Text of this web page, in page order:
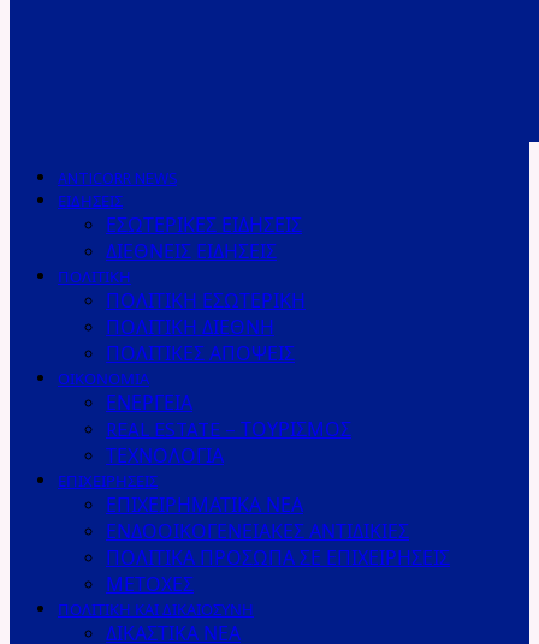
ANTICORR NEWS
ΕΙΔΗΣΕΙΣ
ΕΣΩΤΕΡΙΚΕΣ ΕΙΔΗΣΕΙΣ
ΔΙΕΘΝΕΙΣ ΕΙΔΗΣΕΙΣ
ΠΟΛΙΤΙΚΗ
ΠΟΛΙΤΙΚΗ ΕΣΩΤΕΡΙΚΗ
ΠΟΛΙΤΙΚΗ ΔΙΕΘΝΗ
ΠΟΛΙΤΙΚΕΣ ΑΠΟΨΕΙΣ
ΟΙΚΟΝΟΜΙΑ
ΕΝΕΡΓΕΙΑ
REAL ESTATE – ΤΟΥΡΙΣΜΟΣ
ΤΕΧΝΟΛΟΓΙΑ
ΕΠΙΧΕΙΡΗΣΕΙΣ
ΕΠΙΧΕΙΡΗΜΑΤΙΚΑ ΝΕΑ
ΕΝΔΟΟΙΚΟΓΕΝΕΙΑΚΕΣ ΑΝΤΙΔΙΚΙΕΣ
ΠΟΛΙΤΙΚΑ ΠΡΟΣΩΠΑ ΣΕ ΕΠΙΧΕΙΡΗΣΕΙΣ
ΜΕΤΟΧΕΣ
ΠΟΛΙΤΙΚΗ ΚΑΙ ΔΙΚΑΙΟΣΥΝΗ
ΔΙΚΑΣΤΙΚΑ ΝΕΑ